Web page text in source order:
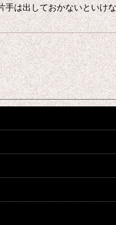
は出しておかないといけ